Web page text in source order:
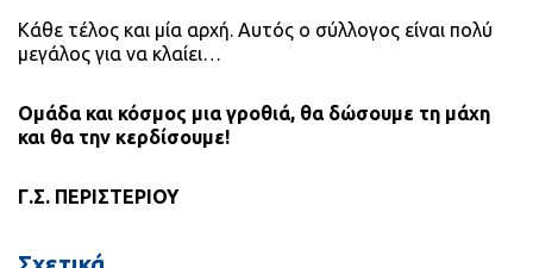
Κάθε τέλος και μία αρχή. Αυτός ο σύλλογος είναι πολύ
μεγάλος για να κλαίει…
Ομάδα και κόσμος μια γροθιά, θα δώσουμε τη μάχη
και θα την κερδίσουμε!
Γ.Σ. ΠΕΡΙΣΤΕΡΙΟΥ